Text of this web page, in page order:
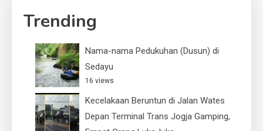
Trending
Nama-nama Pedukuhan (Dusun) di
Sedayu
16 views
Kecelakaan Beruntun di Jalan Wates
Depan Terminal Trans Jogja Gamping,